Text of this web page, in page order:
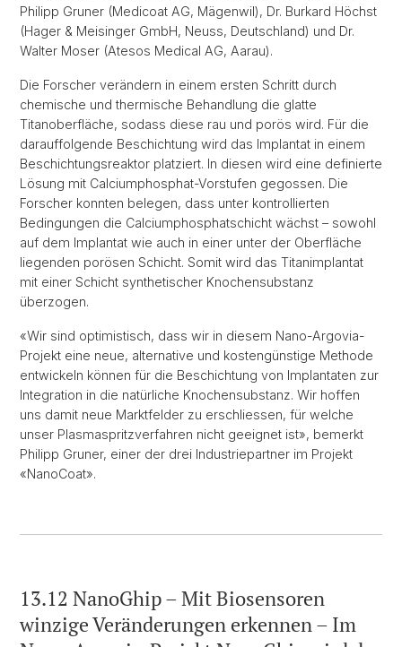
Philipp Gruner (Medicoat AG, Mägenwil), Dr. Burkard Höchst
(Hager & Meisinger GmbH, Neuss, Deutschland) und Dr.
Walter Moser (Atesos Medical AG, Aarau).
Die Forscher verändern in einem ersten Schritt durch
chemische und thermische Behandlung die glatte
Titanoberfläche, sodass diese rau und porös wird. Für die
darauffolgende Beschichtung wird das Implantat in einem
Beschichtungsreaktor platziert. In diesen wird eine definierte
Lösung mit Calciumphosphat-Vorstufen gegossen. Die
Forscher konnten belegen, dass unter kontrollierten
Bedingungen die Calciumphosphatschicht wächst – sowohl
auf dem Implantat wie auch in einer unter der Oberfläche
liegenden porösen Schicht. Somit wird das Titanimplantat
mit einer Schicht synthetischer Knochensubstanz
überzogen.
«Wir sind optimistisch, dass wir in diesem Nano-Argovia-
Projekt eine neue, alternative und kostengünstige Methode
entwickeln können für die Beschichtung von Implantaten zur
Integration in die natürliche Knochensubstanz. Wir hoffen
uns damit neue Marktfelder zu erschliessen, für welche
unser Plasmaspritzverfahren nicht geeignet ist», bemerkt
Philipp Gruner, einer der drei Industriepartner im Projekt
«NanoCoat».
13.12 NanoGhip – Mit Biosensoren
winzige Veränderungen erkennen – Im